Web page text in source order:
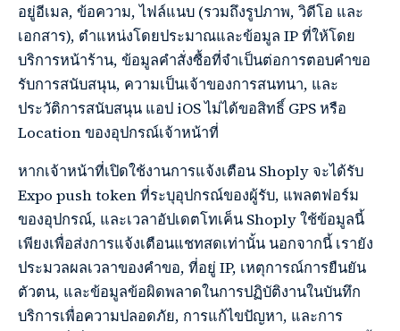
อยู่อีเมล, ข้อความ, ไฟล์แนบ (รวมถึงรูปภาพ, วิดีโอ และ
เอกสาร), ตำแหน่งโดยประมาณและข้อมูล IP ที่ให้โดย
บริการหน้าร้าน, ข้อมูลคำสั่งซื้อที่จำเป็นต่อการตอบคำขอ
รับการสนับสนุน, ความเป็นเจ้าของการสนทนา, และ
ประวัติการสนับสนุน แอป iOS ไม่ได้ขอสิทธิ์ GPS หรือ
Location ของอุปกรณ์เจ้าหน้าที่
หากเจ้าหน้าที่เปิดใช้งานการแจ้งเตือน Shoply จะได้รับ
Expo push token ที่ระบุอุปกรณ์ของผู้รับ, แพลตฟอร์ม
ของอุปกรณ์, และเวลาอัปเดตโทเค็น Shoply ใช้ข้อมูลนี้
เพียงเพื่อส่งการแจ้งเตือนแชทสดเท่านั้น นอกจากนี้ เรายัง
ประมวลผลเวลาของคำขอ, ที่อยู่ IP, เหตุการณ์การยืนยัน
ตัวตน, และข้อมูลข้อผิดพลาดในการปฏิบัติงานในบันทึก
บริการเพื่อความปลอดภัย, การแก้ไขปัญหา, และการ